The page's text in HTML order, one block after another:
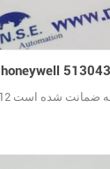
honeywell
شده است 12 ماه گارانتی